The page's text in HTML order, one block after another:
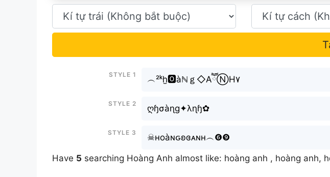
Style 1
︵²ᵏh̫🅾àℕｇ◇AཽⓃH۷
Style 2
ღɧσàɳɡ✦λɳɧ✿
Style 3
☠нoàɴԍʚɞᴀɴн︵❻❾
Have 5 searching Hoàng Anh almost like: hoàng anh , hoàng